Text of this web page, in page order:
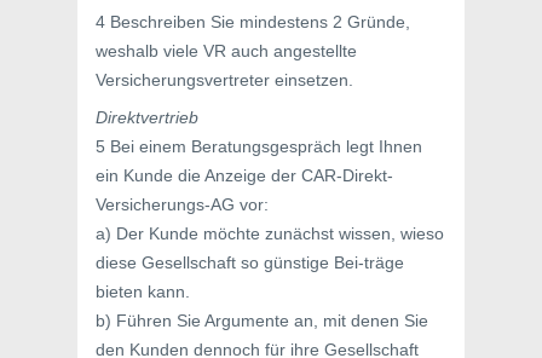
4 Beschreiben Sie mindestens 2 Gründe,
weshalb viele VR auch angestellte
Versicherungsvertreter einsetzen.
Direktvertrieb
5 Bei einem Beratungsgespräch legt Ihnen
ein Kunde die Anzeige der CAR-Direkt-
Versicherungs-AG vor:
a) Der Kunde möchte zunächst wissen, wieso
diese Gesellschaft so günstige Bei-träge
bieten kann.
b) Führen Sie Argumente an, mit denen Sie
den Kunden dennoch für ihre Gesellschaft